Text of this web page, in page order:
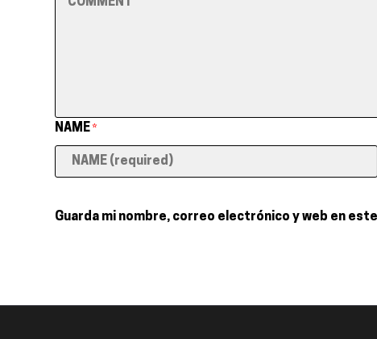
NAME *
Guarda mi nombre, correo electrónico y web en